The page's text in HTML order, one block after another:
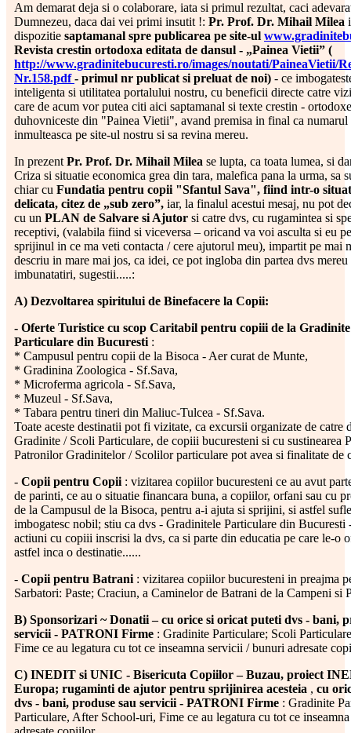
Am demarat deja si o colaborare, iata si primul rezultat, caci
Dumnezeu, daca dai vei primi insutit !: Pr. Prof. Dr. Mihail Milea
dispozitie saptamanal spre publicarea pe site-ul
Revista crestin ortodoxa editata de dansul - „Painea Vietii” (
http://www.gradinitebucuresti.ro/images/noutati/PaineaVietii/
Nr.158.pdf- primul nr publicat si preluat de noi) - ce
inteligenta si utilitatea portalului nostru, cu beneficii directe catre
care de acum vor putea citi aici saptamanal si texte crestin -
duhovniceste din "Painea Vietii", avand premisa in final ca numarul
inmulteasca pe site-ul nostru si sa revina mereu.
In prezent Pr. Prof. Dr. Mihail Milea se lupta, ca toata lumea, si
Criza si situatie economica grea din tara, malefica pana la urma, sa
chiar cu Fundatia pentru copii "Sfantul Sava", fiind intr-o
delicata, citez de „sub zero”, iar, la finalul acestui mesaj, nu pot
cu un PLAN de Salvare si Ajutor si catre dvs, cu rugamintea si
receptivi, (valabila fiind si viceversa – oricand va voi asculta si eu
sprijinul in ce ma veti contacta / cere ajutorul meu), impartit pe mai
descriu in mare mai jos, ca idei, ce pot ingloba din partea dvs
imbunatatiri, sugestii.....:
A) Dezvoltarea spiritului de Binefacere la Copii:
- Oferte Turistice cu scop Caritabil pentru copiii de la
Particulare din Bucuresti :
* Campusul pentru copii de la Bisoca - Aer curat de Munte,
* Gradinina Zoologica - Sf.Sava,
* Microferma agricola - Sf.Sava,
* Muzeul - Sf.Sava,
* Tabara pentru tineri din Maliuc-Tulcea - Sf.Sava.
Toate aceste destinatii pot fi vizitate, ca excursii organizate de catre
Gradinite / Scoli Particulare, de copiii bucuresteni si cu sustinearea
Patronilor Gradinitelor / Scolilor particulare pot avea si finalitate de
- Copii pentru Copii : vizitarea copiilor bucuresteni ce au avut
de parinti, ce au o situatie financara buna, a copiilor, orfani sau cu
de la Campusul de la Bisoca, pentru a-i ajuta si sprijini, si astfel
imbogatesc nobil; stiu ca dvs - Gradinitele Particulare din Bucuresti
actiuni cu copiii inscrisi la dvs, ca si parte din educatia pe care le-o
astfel inca o destinatie......
- Copii pentru Batrani : vizitarea copiilor bucuresteni in preajma
Sarbatori: Paste; Craciun, a Caminelor de Batrani de la Campeni si
B) Sponsorizari ~ Donatii – cu orice si oricat puteti dvs - bani,
servicii - PATRONI Firme : Gradinite Particulare; Scoli
Fime ce au legatura cu tot ce inseamna servicii / bunuri adresate
C) INEDIT si UNIC - Bisericuta Copiilor – Buzau, proiect
Europa; rugaminti de ajutor pentru sprijinirea acesteia , cu
dvs - bani, produse sau servicii - PATRONI Firme : Gradinite
Particulare, After School-uri, Fime ce au legatura cu tot ce